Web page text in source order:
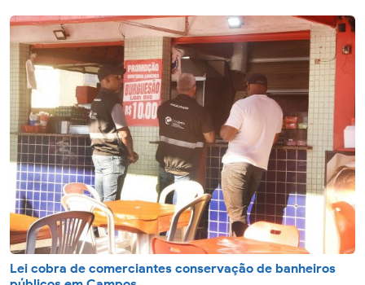
Lei cobra de comerciantes conservação de banheiros